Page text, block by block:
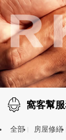
窩客幫
全部 房屋修繕